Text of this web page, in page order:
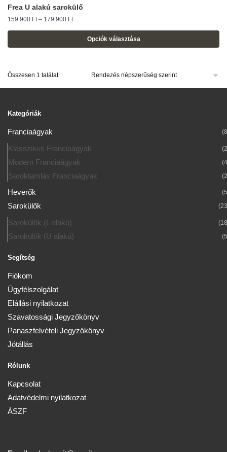
Frea U alakú sarokülő
159 900 Ft – 179 900 FtÁrtartomány:
900 Ft
-
Opciók választása
terméknek
több
van.
változatok
a
termékoldalon
választhatók
Összesen 1 találat
Kategóriák
Franciaágyak
Klasszikus Franciaágyak
Modern Franciaágyak
Saroktámlás Franciaágyak
Heverők
Sarokülők
Sarokülők (L alakú)
Sarokülők (U alakú)
Segítség
Fiókom
Ügyfélszolgálat
Elállási nyilatkozat
Szavatossági Jegyzőkönyv
Panaszfelvételi Jegyzőkönyv
Jótállás
Rólunk
Kapcsolat
Adatvédelmi nyilatkozat
ÁSZF